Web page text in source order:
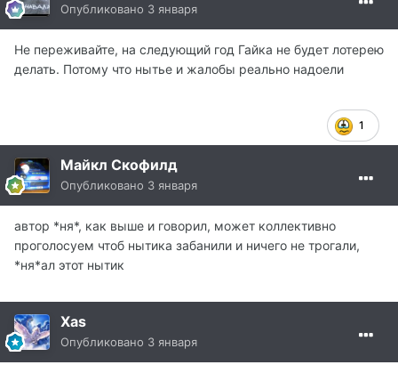
Опубликовано 3 января
Не переживайте, на следующий год Гайка не будет лотерею
делать. Потому что нытье и жалобы реально надоели
1
Майкл Скофилд
Опубликовано 3 января
автор *ня*, как выше и говорил, может коллективно
проголосуем чтоб нытика забанили и ничего не трогали,
*ня*ал этот нытик
Xas
Опубликовано 3 января